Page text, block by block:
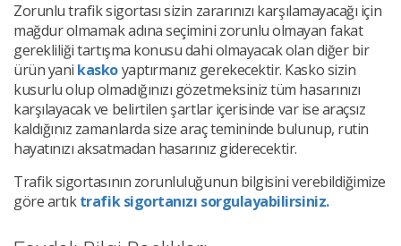
Zorunlu trafik sigortası sizin zararınızı karşılamayacağı için
mağdur olmamak adına seçimini zorunlu olmayan fakat
gerekliliği tartışma konusu dahi olmayacak olan diğer bir
ürün yani kaskoyaptırmanız gerekecektir. Kasko sizin
kusurlu olup olmadığınızı gözetmeksiniz tüm hasarınızı
karşılayacak ve belirtilen şartlar içerisinde var ise araçsız
kaldığınız zamanlarda size araç temininde bulunup, rutin
hayatınızı aksatmadan hasarınız giderecektir.
Trafik sigortasının zorunluluğunun bilgisini verebildiğimize
göre artıktrafik sigortanızı sorgulayabilirsiniz.